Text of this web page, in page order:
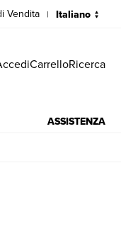
Vendita |
CarrelloRicerca
ASSISTENZA